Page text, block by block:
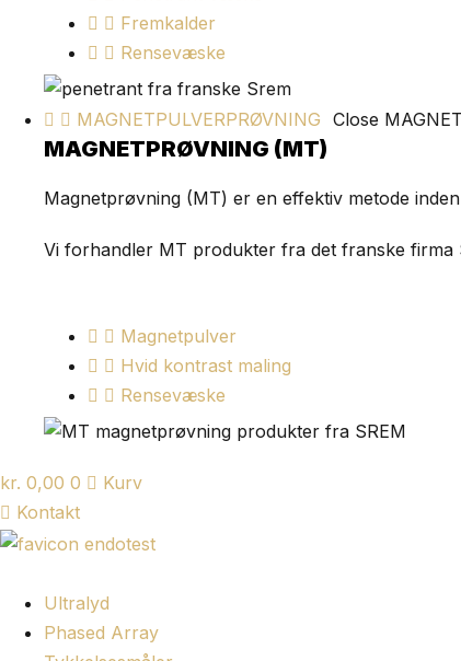
Fremkalder
Rensevæske
MAGNETPULVERPRØVNING Close
MAGNETPRØVNING (MT)
Magnetprøvning (MT) er en effektiv metode
Vi forhandler MT produkter fra det franske firma
Magnetpulver
Hvid kontrast maling
Rensevæske
kr. 0,00 0
Kurv
Kontakt
Ultralyd
Phased Array